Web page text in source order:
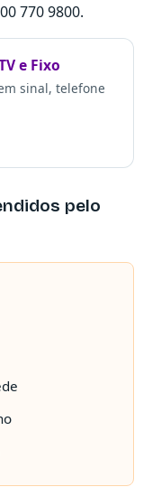
770 9800.
e Fixo
sinal, telefone
pelo